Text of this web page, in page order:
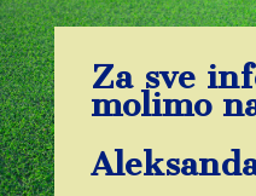
Za sve
molimo